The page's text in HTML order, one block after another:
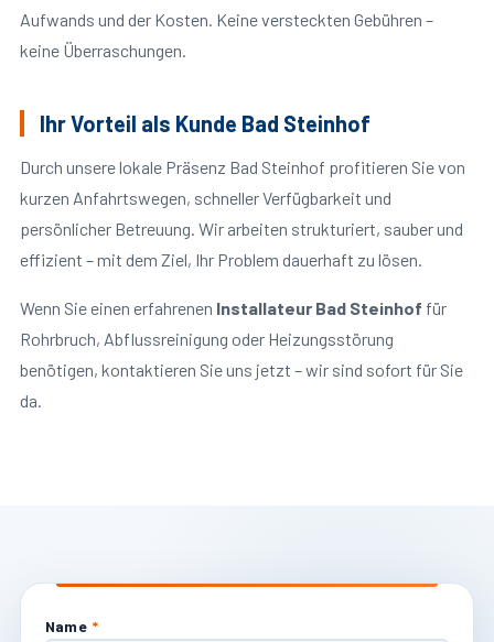
Aufwands und der Kosten. Keine versteckten Gebühren –
keine Überraschungen.
Ihr Vorteil als Kunde Bad Steinhof
Durch unsere lokale Präsenz Bad Steinhof profitieren Sie von
kurzen Anfahrtswegen, schneller Verfügbarkeit und
persönlicher Betreuung. Wir arbeiten strukturiert, sauber und
effizient – mit dem Ziel, Ihr Problem dauerhaft zu lösen.
Wenn Sie einen erfahrenen Installateur Bad Steinhof für
Rohrbruch, Abflussreinigung oder Heizungsstörung
benötigen, kontaktieren Sie uns jetzt – wir sind sofort für Sie
da.
Name *